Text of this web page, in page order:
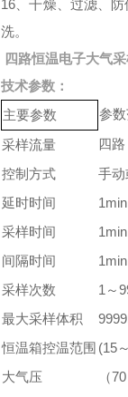
16、干燥、过滤、
洗。
四路恒温电子大气
技术参数：
主要参数
参数
采样流量
四
控制方式
手
延时时间
采样时间
间隔时间
采样次数
1～
最大采样体积
恒温箱控温范围 (15
大气压
（